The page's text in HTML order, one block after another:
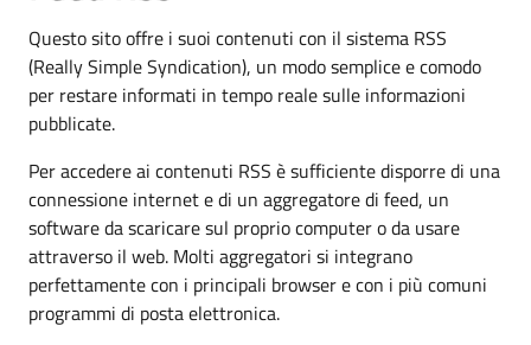
Questo sito offre i suoi contenuti con il sistema RSS
(Really Simple Syndication), un modo semplice e comodo
per restare informati in tempo reale sulle informazioni
pubblicate.
Per accedere ai contenuti RSS è sufficiente disporre di una
connessione internet e di un aggregatore di feed, un
software da scaricare sul proprio computer o da usare
attraverso il web. Molti aggregatori si integrano
perfettamente con i principali browser e con i più comuni
programmi di posta elettronica.